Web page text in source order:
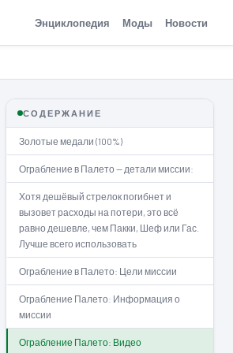
Энциклопедия Моды Новости
СОДЕРЖАНИЕ
Золотые медали (100%)
Ограбление в Палето — детали миссии:
Хотя дешёвый стрелок погибнет и
вызовет расходы на потери, это всё
равно дешевле, чем Пакки, Шеф или Гас.
Лучше всего использовать
Ограбление в Палето: Цели миссии
Ограбление Палето: Информация о
миссии
Ограбление Палето: Видео